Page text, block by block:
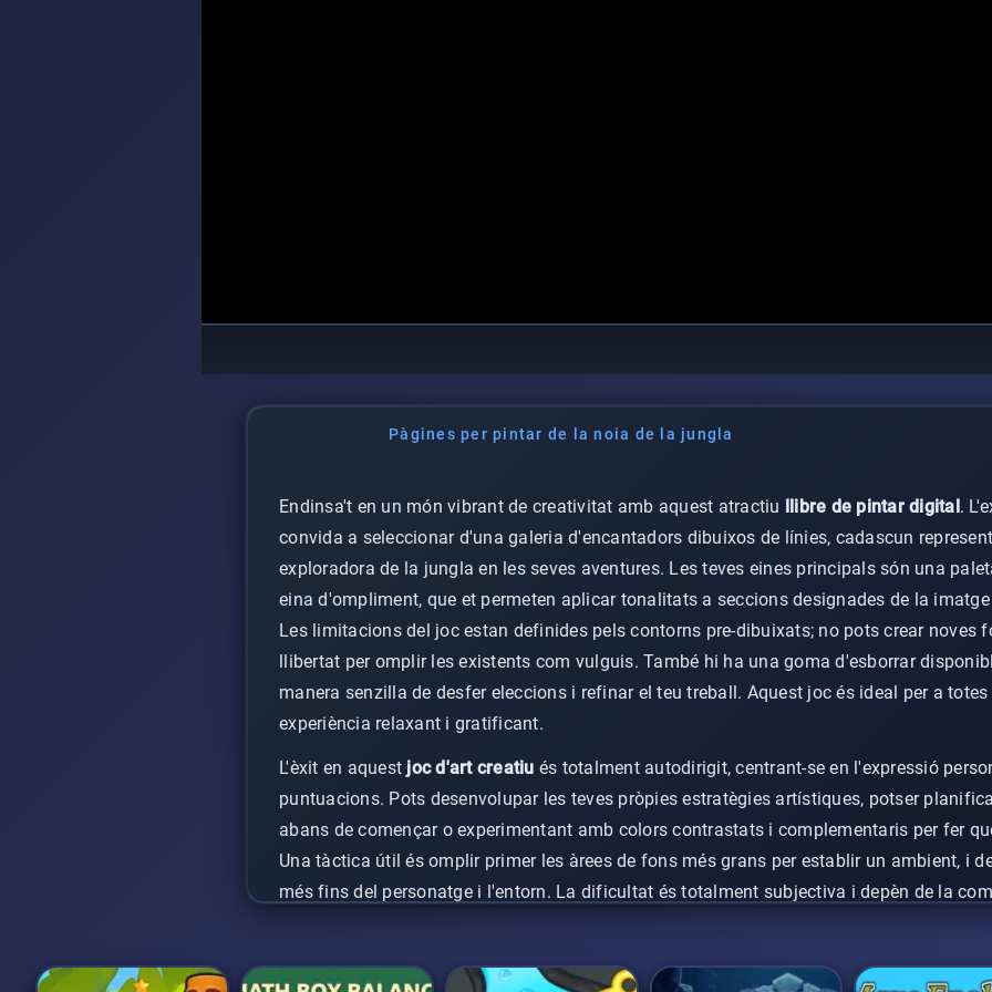
Pàgines per pintar de la noia de la jungla
Endinsa't en un món vibrant de creativitat amb aquest atractiu llibre de pintar digital.
convida a seleccionar d'una galeria d'encantadors dibuixos de línies, cadascun
exploradora de la jungla en les seves aventures. Les teves eines principals són una
eina d'ompliment, que et permeten aplicar tonalitats a seccions designades de la
Les limitacions del joc estan definides pels contorns pre-dibuixats; no pots crear noves
llibertat per omplir les existents com vulguis. També hi ha una goma d'esborrar
manera senzilla de desfer eleccions i refinar el teu treball. Aquest joc és ideal per a
experiència relaxant i gratificant.
L'èxit en aquest joc d'art creatiu és totalment autodirigit, centrant-se en l'expressió
puntuacions. Pots desenvolupar les teves pròpies estratègies artístiques, potser
abans de començar o experimentant amb colors contrastats i complementaris per fer
Una tàctica útil és omplir primer les àrees de fons més grans per establir un ambient, i
més fins del personatge i l'entorn. La dificultat és totalment subjectiva i depèn de la